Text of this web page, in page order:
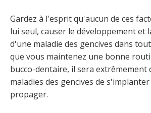
Gardez à l'esprit qu'aucun de ces
lui seul, causer le développement et
d'une maladie des gencives dans
que vous maintenez une bonne
bucco-dentaire, il sera extrêmement
maladies des gencives de s'implanter
propager.